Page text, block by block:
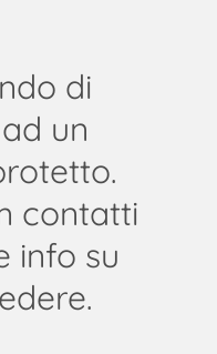
di
un
contatti
info su